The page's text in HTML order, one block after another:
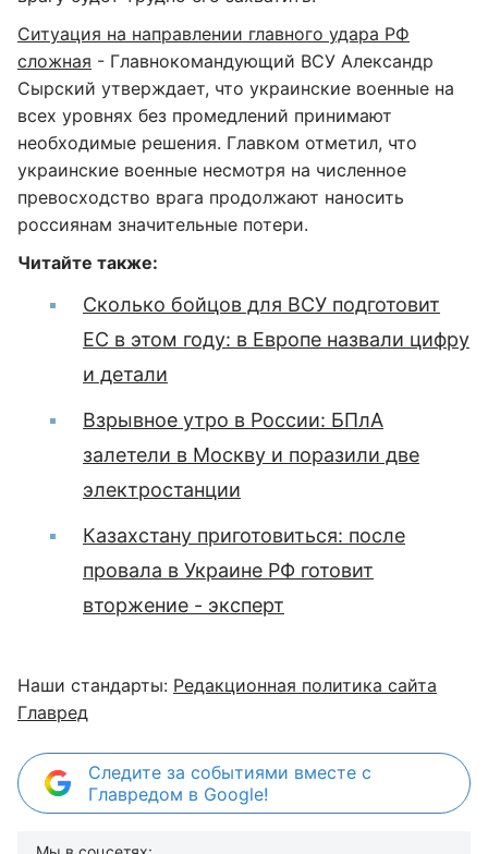
Ситуация на направлении главного удара РФ
сложная - Главнокомандующий ВСУ Александр
Сырский утверждает, что украинские военные на
всех уровнях без промедлений принимают
необходимые решения. Главком отметил, что
украинские военные несмотря на численное
превосходство врага продолжают наносить
россиянам значительные потери.
Читайте также:
Сколько бойцов для ВСУ подготовит
ЕС в этом году: в Европе назвали цифру
и детали
Взрывное утро в России: БПлА
залетели в Москву и поразили две
электростанции
Казахстану приготовиться: после
провала в Украине РФ готовит
вторжение - эксперт
Наши стандарты: Редакционная политика сайта
Главред
Следите за событиями вместе с
Главредом в Google!